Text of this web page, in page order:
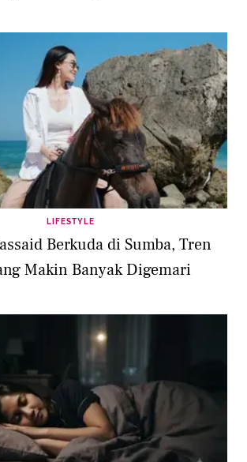
LIFESTYLE
Berkuda di Sumba, Tren
Makin Banyak Digemari